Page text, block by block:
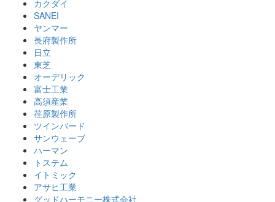
カクダイ
SANEI
ヤンマー
長府製作所
日立
東芝
オーデリック
富士工業
高須産業
荏原製作所
ツインバード
サンウェーブ
ハーマン
トステム
イトミック
アサヒ工業
グッドハーモニー株式会社